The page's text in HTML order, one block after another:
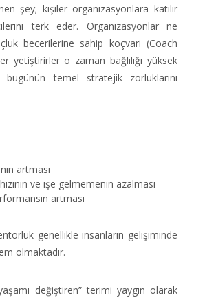
şey; kişiler organizasyonlara katılır
terk eder. Organizasyonlar ne
becerilerine sahip koçvari (Coach
yetiştirirler o zaman bağlılığı yüksek
bugünün temel stratejik zorluklarını
artması
ve işe gelmemenin azalması
artması
genellikle insanların gelişiminde
olmaktadır.
değiştiren” terimi yaygın olarak